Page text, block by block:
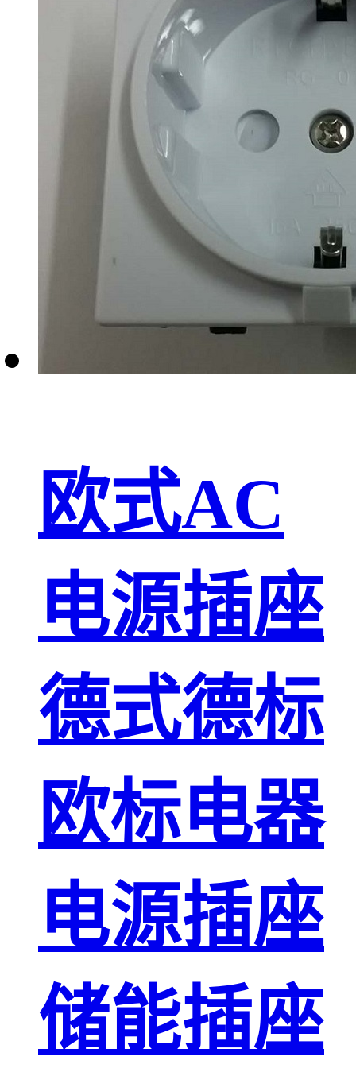
欧式AC
电源插座
德式德标
欧标电器
电源插座
储能插座